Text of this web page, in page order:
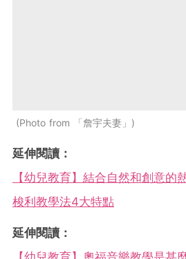
Photo from 「詹宇夫妻」
延伸閱讀：
【幼兒教育】結合自然和創意的
梭利教學法4大特點
延伸閱讀：